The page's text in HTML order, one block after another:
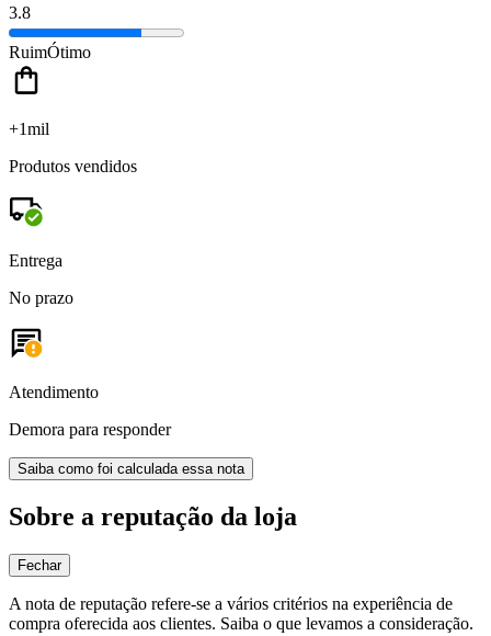
3.8
RuimÓtimo
+1mil
Produtos vendidos
Entrega
No prazo
Atendimento
Demora para responder
Saiba como foi calculada essa nota
Sobre a reputação da loja
Fechar
A nota de reputação refere-se a vários critérios na experiência de
compra oferecida aos clientes. Saiba o que levamos a consideração.